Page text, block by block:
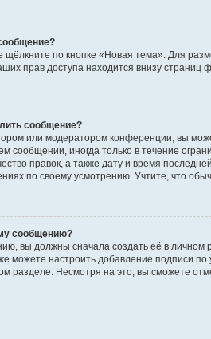
по кнопке «Новая тема». Для
прав доступа находится внизу
сообщение?
или модератором конференции, вы
сообщении, иногда только в течение
правок, а также дату и время
по своему усмотрению. Учтите, что
сообщению?
вы должны сначала создать её в
можете настроить добавление подписи
разделе. Несмотря на это, вы сможете